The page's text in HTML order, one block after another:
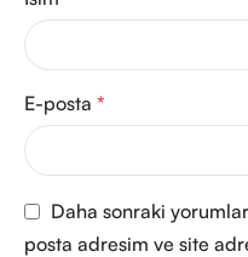
E-posta *
Daha sonraki
posta adresim ve site